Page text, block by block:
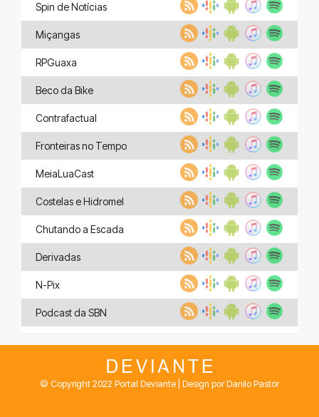
Spin de Notícias
Miçangas
RPGuaxa
Beco da Bike
Contrafactual
Fronteiras no Tempo
MeiaLuaCast
Costelas e Hidromel
Chutando a Escada
Derivadas
N-Pix
Podcast da SBN
© Copyright 2022 Portal Deviante | Design por Danilo Pastor